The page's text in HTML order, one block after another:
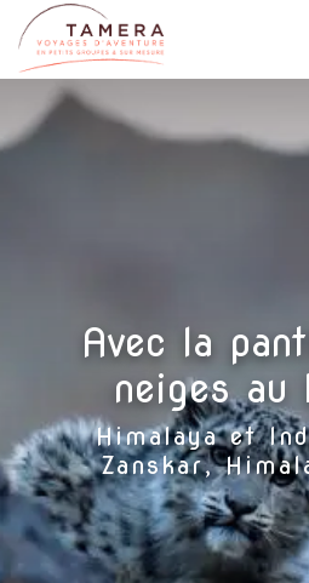
Aller
au
contenu
principal
Avec la
neiges au
Himalaya et
Zanskar,